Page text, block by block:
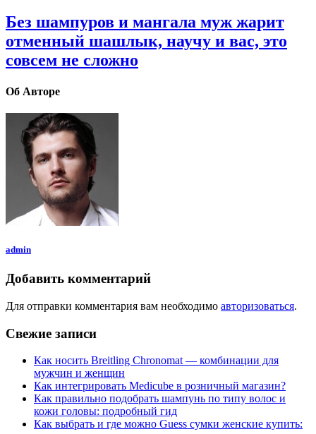
Без шампуров и мангала муж жарит
отменный шашлык, научу и вас, это
совсем не сложно
Об Авторе
admin
Добавить комментарий
Для отправки комментария вам необходимо авторизоваться.
Свежие записи
Как носить Breitling Chronomat — комбинации для
мужчин и женщин
Как интегрировать Medicube в розничный магазин?
Как правильно подобрать шампунь по типу волос и
кожи головы: подробный гид
Как выбрать и где можно Guess сумки женские купить: